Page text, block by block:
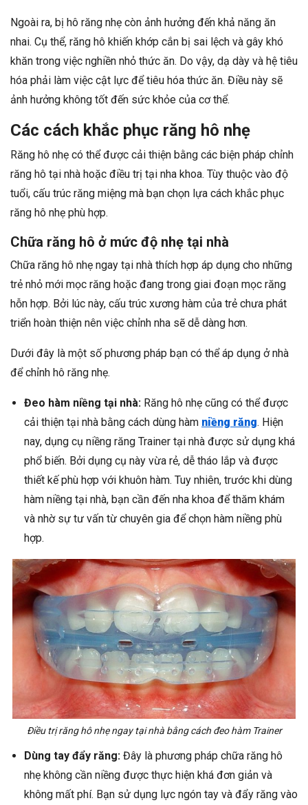
Ngoài ra, bị hô răng nhẹ còn ảnh hưởng đến khả năng ăn
nhai. Cụ thể, răng hô khiến khớp cắn bị sai lệch và gây khó
khăn trong việc nghiền nhỏ thức ăn. Do vậy, dạ dày và hệ tiêu
hóa phải làm việc cật lực để tiêu hóa thức ăn. Điều này sẽ
ảnh hưởng không tốt đến sức khỏe của cơ thể.
Các cách khắc phục răng hô nhẹ
Răng hô nhẹ có thể được cải thiện bằng các biện pháp chỉnh
răng hô tại nhà hoặc điều trị tại nha khoa. Tùy thuộc vào độ
tuổi, cấu trúc răng miệng mà bạn chọn lựa cách khắc phục
răng hô nhẹ phù hợp.
Chữa răng hô ở mức độ nhẹ tại nhà
Chữa răng hô nhẹ ngay tại nhà thích hợp áp dụng cho những
trẻ nhỏ mới mọc răng hoặc đang trong giai đoạn mọc răng
hỗn hợp. Bởi lúc này, cấu trúc xương hàm của trẻ chưa phát
triển hoàn thiện nên việc chỉnh nha sẽ dễ dàng hơn.
Dưới đây là một số phương pháp bạn có thể áp dụng ở nhà
để chỉnh hô răng nhẹ.
Đeo hàm niềng tại nhà: Răng hô nhẹ cũng có thể được
cải thiện tại nhà bằng cách dùng hàm niềng răng. Hiện
nay, dụng cụ niềng răng Trainer tại nhà được sử dụng khá
phổ biến. Bởi dụng cụ này vừa rẻ, dễ tháo lắp và được
thiết kế phù hợp với khuôn hàm. Tuy nhiên, trước khi dùng
hàm niềng tại nhà, bạn cần đến nha khoa để thăm khám
và nhờ sự tư vấn từ chuyên gia để chọn hàm niềng phù
hợp.
Điều trị răng hô nhẹ ngay tại nhà bằng cách đeo hàm Trainer
Dùng tay đẩy răng: Đây là phương pháp chữa răng hô
nhẹ không cần niềng được thực hiện khá đơn giản và
không mất phí. Bạn sử dụng lực ngón tay và đẩy răng vào